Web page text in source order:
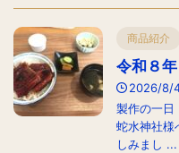
商品紹介
令和８年
2026/8/
製作の一日
蛇水神社様
しみまし ...